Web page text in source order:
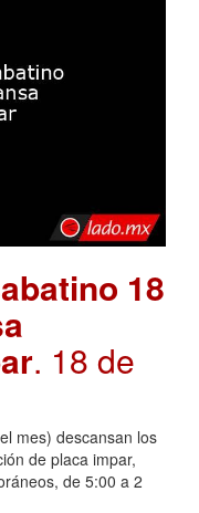
18
. 18 de
mes) descansan los
de placa impar,
de 5:00 a 2